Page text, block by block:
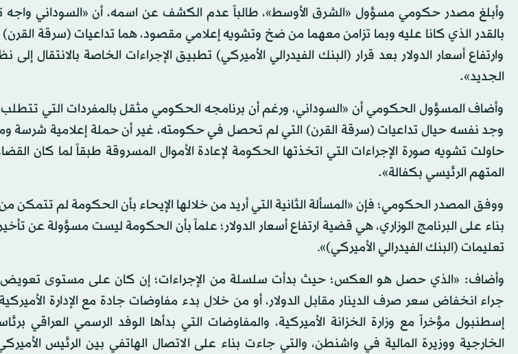
وأبلغ مصدر حكومي مسؤول «الشرق الأوسط»، طالباً عدم الكشف عن اسمه، أن «السوداني واجه
بالقدر الذي كانا عليه وبما تزامن معهما من ضخ وتشويه إعلامي مقصود، هما تداعيات (سرقة القرن)
وارتفاع أسعار الدولار بعد قرار (البنك الفيدرالي الأميركي) تطبيق الإجراءات الخاصة بالانتقال
الجديد».
وأضاف المسؤول الحكومي أن «السوداني، ورغم أن برنامجه الحكومي مثقل بالمفردات التي تتطلب
وجد نفسه حيال تداعيات (سرقة القرن) التي لم تحصل في حكومته، غير أن حملة إعلامية
حاولت تشويه صورة الإجراءات التي اتخذتها الحكومة لإعادة الأموال المسروقة طبقاً لما كان
المتهم الرئيسي بكفالة».
ووفق المصدر الحكومي؛ فإن «المسألة الثانية التي أريد من خلالها الإيحاء بأن الحكومة لم تتمكن
بناء على البرنامج الوزاري، هي قضية ارتفاع أسعار الدولار؛ علماً بأن الحكومة ليست مسؤولة عن
تعليمات (البنك الفيدرالي الأميركي)»ـ
وأضاف: «الذي حصل هو العكس؛ حيث بدأت سلسلة من الإجراءات؛ إن كان على مستوى تعويض
جراء انخفاض سعر صرف الدينار مقابل الدولار، أو من خلال بدء مفاوضات جادة مع الإدارة
إسطنبول مؤخراً مع وزارة الخزانة الأميركية، والمفاوضات التي بدأها الوفد الرسمي العراقي
الخارجية ووزيرة المالية في واشنطن، والتي جاءت بناء على الاتصال الهاتفي بين الرئيس